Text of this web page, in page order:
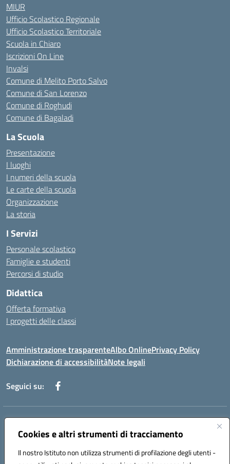
Cookies e altri strumenti di tracciamento
Il nostro Istituto non utilizza strumenti di profilazione degli utenti -
MIUR
Ufficio Scolastico Regionale
Ufficio Scolastico Territoriale
Scuola in Chiaro
Iscrizioni On Line
Invalsi
Comune di Melito Porto Salvo
Comune di San Lorenzo
Comune di Roghudi
Comune di Bagaladi
La Scuola
Presentazione
I luoghi
I numeri della scuola
Le carte della scuola
Organizzazione
La storia
I Servizi
Personale scolastico
Famiglie e studenti
Percorsi di studio
Didattica
Offerta formativa
I progetti delle classi
Amministrazione trasparenteAlbo OnlinePrivacy Policy
Dichiarazione di accessibilitàNote legali
Seguici su:
Indirizzo:
Centralino:+39 0965 78 12 60 Email:rcic841003@istruzione.it